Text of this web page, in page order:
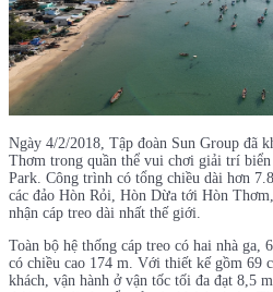
Ngày 4/2/2018, Tập đoàn Sun Group đã
Thơm trong quần thể vui chơi giải trí
Park. Công trình có tổng chiều dài hơn
các đảo Hòn Rỏi, Hòn Dừa tới Hòn
nhận cáp treo dài nhất thế giới.
Toàn bộ hệ thống cáp treo có hai nhà
có chiều cao 174 m. Với thiết kế gồm 69
khách, vận hành ở vận tốc tối đa đạt 8,5